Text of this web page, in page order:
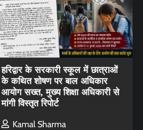
हरिद्वार के सरकारी स्कूल में छात्राओं
के कथित शोषण पर बाल अधिकार
आयोग सख्त, मुख्य शिक्षा अधिकारी से
मांगी विस्तृत रिपोर्ट
Kamal Sharma